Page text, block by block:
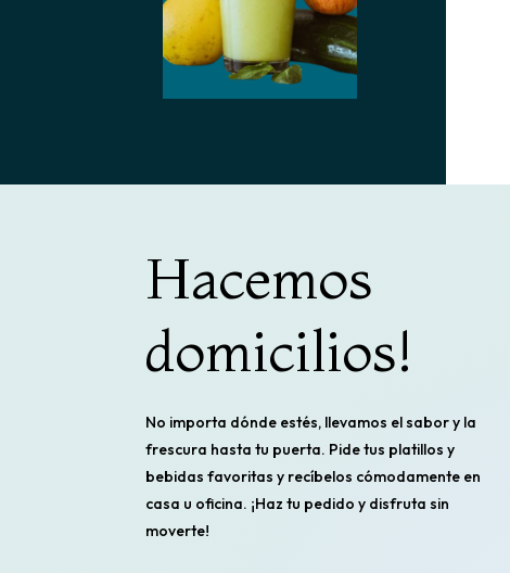
Hacemos
domicilios!
No importa dónde estés, llevamos el sabor y la
frescura hasta tu puerta. Pide tus platillos y
bebidas favoritas y recíbelos cómodamente en
casa u oficina. ¡Haz tu pedido y disfruta sin
moverte!